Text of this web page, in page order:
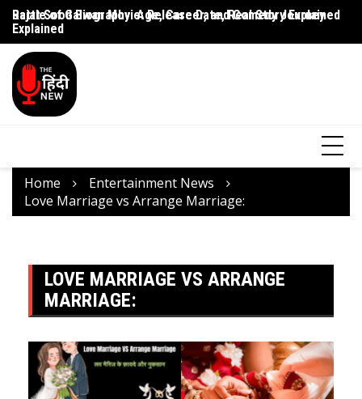
Battle of Galwan Movie: Release Date, Real Story Explained
Pashmina Roshan Biography: Talent, Dreams & Bollywood
Journey
Home
Entertainment News
Love Marriage vs Arrange Marriage:
LOVE MARRIAGE VS ARRANGE
MARRIAGE: